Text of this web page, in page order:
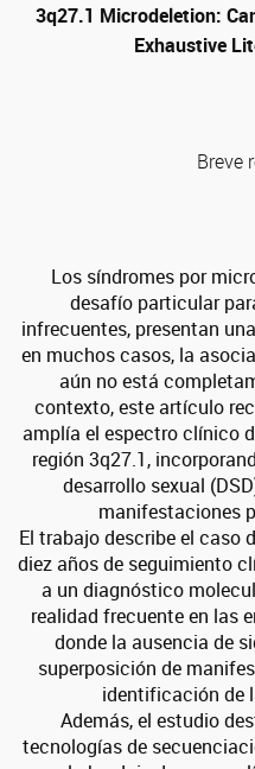
3q27.1 Microdeletion:
Exhaustive
Breve
Los síndromes por
desafío particular
infrecuentes, presentan
en muchos casos, la
aún no está
contexto, este artículo
amplía el espectro clínico
región 3q27.1,
desarrollo sexual
manifestaciones
El trabajo describe el caso
diez años de seguimiento
a un diagnóstico
realidad frecuente en las
donde la ausencia de
superposición de
identificación de
Además, el estudio
tecnologías de